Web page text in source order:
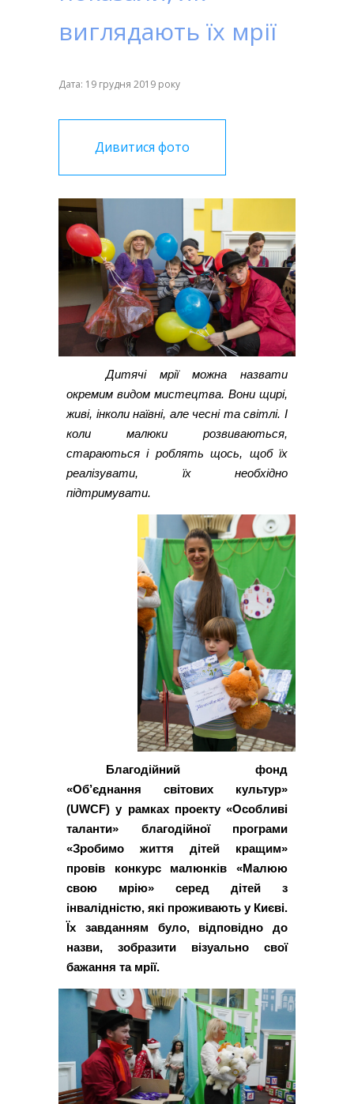
виглядають їх мрії
Дата: 19 грудня 2019 року
Дивитися фото
Дитячі мрії можна назвати
окремим видом мистецтва. Вони щирі,
живі, інколи наївні, але чесні та світлі. І
коли малюки розвиваються,
стараються і роблять щось, щоб їх
реалізувати, їх необхідно
підтримувати.
Благодійний фонд
«Об’єднання світових культур»
(UWCF) у рамках проекту «Особливі
таланти» благодійної програми
«Зробимо життя дітей кращим»
провів конкурс малюнків «Малюю
свою мрію» серед дітей з
інвалідністю, які проживають у Києві.
Їх завданням було, відповідно до
назви, зобразити візуально свої
бажання та мрії.